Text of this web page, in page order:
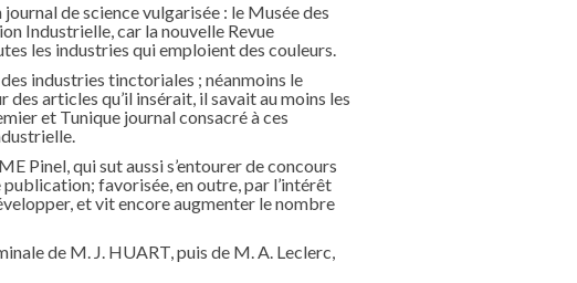
de science vulgarisée : le Musée des
Industrielle, car la nouvelle Revue
les industries qui emploient des couleurs.
industries tinctoriales ; néanmoins le
des articles qu’il insérait, il savait au moins les
et Tunique journal consacré à ces
Pinel, qui sut aussi s’entourer de concours
favorisée, en outre, par l’intérêt
et vit encore augmenter le nombre
de M. J. HUART, puis de M. A. Leclerc,